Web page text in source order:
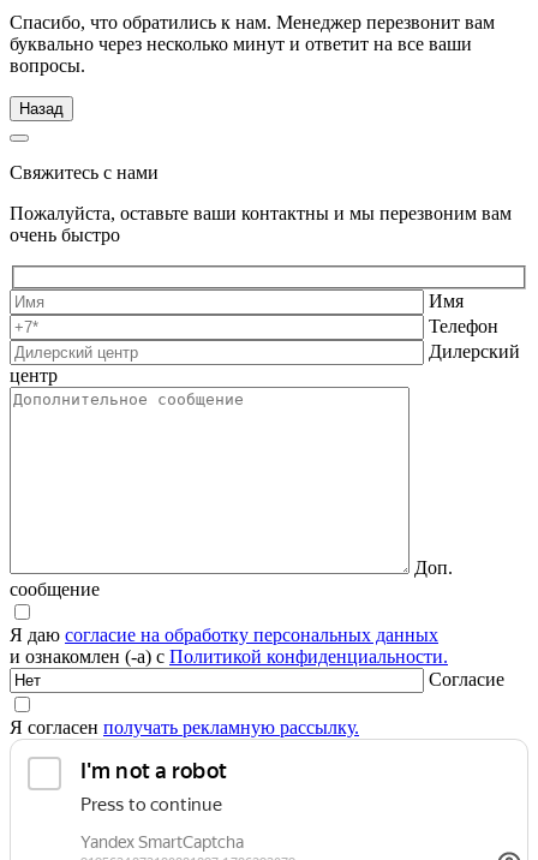
Спасибо, что обратились к нам. Менеджер перезвонит вам
буквально через несколько минут и ответит на все ваши
вопросы.
Назад
Свяжитесь с нами
Пожалуйста, оставьте ваши контактны и мы перезвоним вам
очень быстро
Имя
Телефон
Дилерский
центр
Доп.
сообщение
Я даю согласие на обработку персональных данных
и ознакомлен (-а) с Политикой конфиденциальности.
Согласие
Я согласен получать рекламную рассылку.